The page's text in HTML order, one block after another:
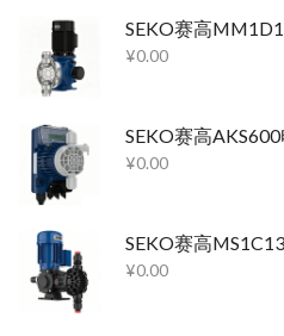
¥0.00
SEKO赛高
¥0.00
¥0.00